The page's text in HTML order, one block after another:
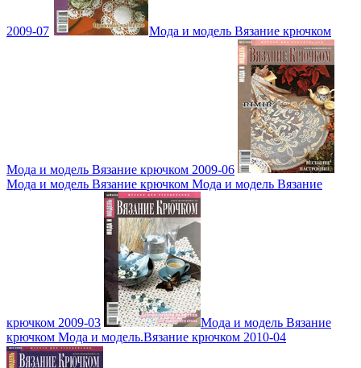
2009-07 Мода и модель Вязание крючком
Мода и модель Вязание крючком 2009-06
Мода и модель Вязание крючком Мода и модель Вязание
крючком 2009-03
Мода и модель Вязание
крючком Мода и модель.Вязание крючком 2010-04